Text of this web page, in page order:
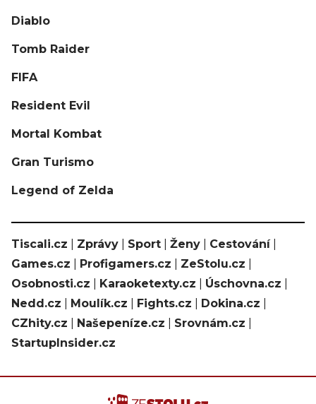
Diablo
Tomb Raider
FIFA
Resident Evil
Mortal Kombat
Gran Turismo
Legend of Zelda
Tiscali.cz Zprávy Sport Ženy Cestování|
Games.cz
Profigamers.cz ZeStolu.cz
Osobnosti.cz
Karaoketexty.cz Úschovna.cz
Nedd.cz
Moulík.cz Fights.cz Dokina.cz
CZhity.cz
Našepeníze.cz Srovnám.cz
StartupInsider.cz